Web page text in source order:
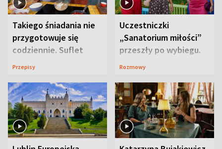
Takiego śniadania nie
przygotowuje się
codziennie. Suflet
serowy zachwyca
Przepisy
Uczestniczki
„Sanatorium miłości”
przeszły po wybiegu.
Te stylizacje
Rozmowy